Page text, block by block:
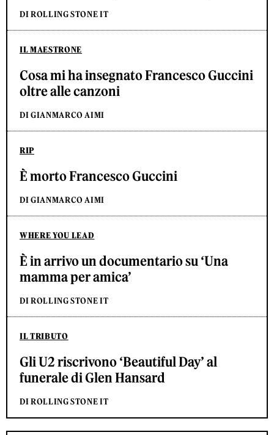
DI ROLLING STONE IT
IL MAESTRONE
Cosa mi ha insegnato Francesco Guccini
oltre alle canzoni
DI GIANMARCO AIMI
RIP
È morto Francesco Guccini
DI GIANMARCO AIMI
WHERE YOU LEAD
È in arrivo un documentario su ‘Una
mamma per amica’
DI ROLLING STONE IT
IL TRIBUTO
Gli U2 riscrivono ‘Beautiful Day’ al
funerale di Glen Hansard
DI ROLLING STONE IT